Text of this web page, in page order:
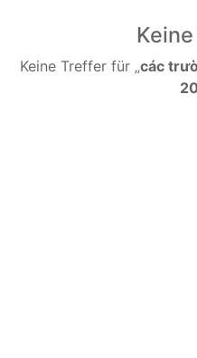
Keine Treffer für „các